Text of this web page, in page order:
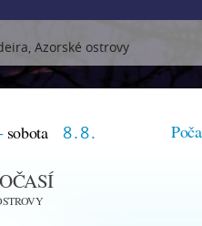
Azorské ostrovy
sobota 8.8.